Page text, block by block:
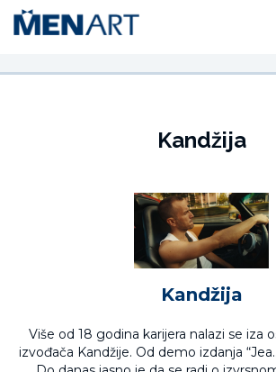
Kandžija
Kandžija
Više od 18 godina karijera nalazi se iza
izvođača Kandžije. Od demo izdanja